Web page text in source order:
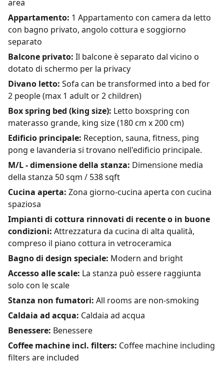
area
Appartamento: 1 Appartamento con camera da letto
con bagno privato, angolo cottura e soggiorno
separato
Balcone privato: Il balcone è separato dal vicino o
dotato di schermo per la privacy
Divano letto: Sofa can be transformed into a bed for
2 people (max 1 adult or 2 children)
Box spring bed (king size): Letto boxspring con
materasso grande, king size (180 cm x 200 cm)
Edificio principale: Reception, sauna, fitness, ping
pong e lavanderia si trovano nell'edificio principale.
M/L - dimensione della stanza: Dimensione media
della stanza 50 sqm / 538 sqft
Cucina aperta: Zona giorno-cucina aperta con cucina
spaziosa
Impianti di cottura rinnovati di recente o in buone
condizioni: Attrezzatura da cucina di alta qualità,
compreso il piano cottura in vetroceramica
Bagno di design speciale: Modern and bright
Accesso alle scale: La stanza può essere raggiunta
solo con le scale
Stanza non fumatori: All rooms are non-smoking
Caldaia ad acqua: Caldaia ad acqua
Benessere: Benessere
Coffee machine incl. filters: Coffee machine including
filters are included